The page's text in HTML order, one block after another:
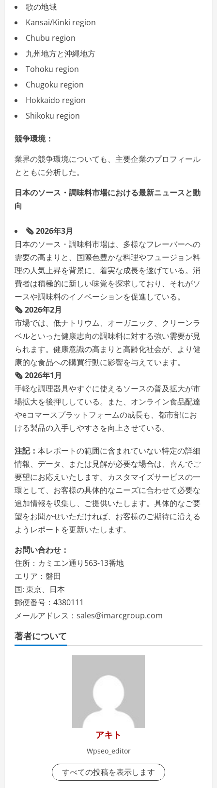
歌の地域
Kansai/Kinki region
Chubu region
九州地方と沖縄地方
Tohoku region
Chugoku region
Hokkaido region
Shikoku region
競争環境：
業界の競争環境についても、主要企業のプロフィール
とともに分析した。
日本のソース・調味料市場における最新ニュースと動
向
🗞️ 2026年3月
日本のソース・調味料市場は、多様なフレーバーへの
需要の高まりと、国際色豊かな料理やフュージョン料
理の人気上昇を背景に、着実な成長を遂げている。消
費者は積極的に新しい味覚を探求しており、それがソ
ースや調味料のイノベーションを促進している。
🗞️ 2026年2月
市場では、低ナトリウム、オーガニック、クリーンラ
ベルといった健康志向の調味料に対する強い需要が見
られます。健康意識の高まりと高齢化社会が、より健
康的な食品への購買行動に影響を与えています。
🗞️ 2026年1月
手軽な調理器具やすぐに使えるソースの普及拡大が市
場拡大を後押ししている。また、オンライン食品配達
やeコマースプラットフォームの成長も、都市部にお
ける製品の入手しやすさを向上させている。
注記： 本レポートの範囲に含まれていない特定の詳細
情報、データ、または見解が必要な場合は、喜んでご
要望にお応えいたします。カスタマイズサービスの一
環として、お客様の具体的なニーズに合わせて必要な
追加情報を収集し、ご提供いたします。具体的なご要
望をお聞かせいただければ、お客様のご期待に沿える
ようレポートを更新いたします。
お問い合わせ：
住所：カミエン通り563-13番地
エリア：磐田
国: 東京、日本
郵便番号：4380111
メールアドレス：sales@imarcgroup.com
著者について
アキト
Wpseo_editor
すべての投稿を表示します